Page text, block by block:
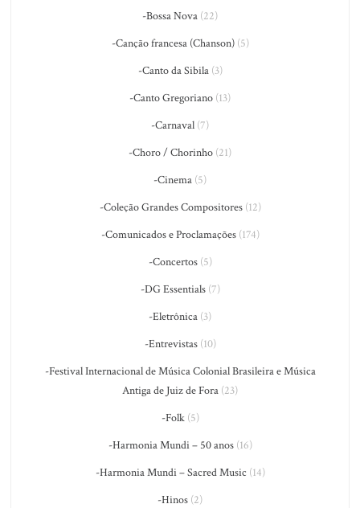
-Bossa Nova (22)
-Canção francesa (Chanson)(5)
-Canto da Sibila(3)
-Canto Gregoriano (13)
-Carnaval (7)
-Choro / Chorinho (21)
-Cinema (5)
-Coleção Grandes Compositores(12)
-Comunicados e Proclamações(174)
-Concertos(5)
-DG Essentials(7)
-Eletrônica (3)
-Entrevistas(10)
-Festival Internacional de Música Colonial Brasileira e Música
Antiga de Juiz de Fora (23)
-Folk(5)
-Harmonia Mundi – 50 anos(16)
-Harmonia Mundi – Sacred Music (14)
-Hinos (2)